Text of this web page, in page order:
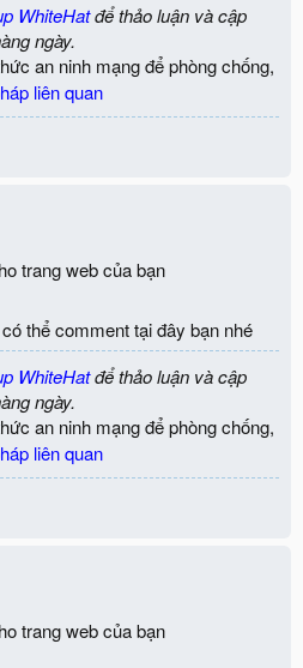
WhiteHatđể thảo luận và cập
ngày.
an ninh mạng để phòng chống,
liên quan
trang web của bạn
thể comment tại đây bạn nhé
WhiteHatđể thảo luận và cập
ngày.
an ninh mạng để phòng chống,
liên quan
trang web của bạn